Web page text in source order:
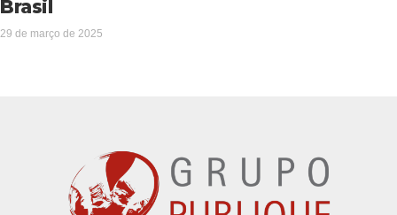
Brasil
29 de março de 2025